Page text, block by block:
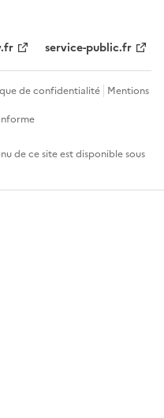
service-public.fr
de confidentialité Mentions
de ce site est disponible sous